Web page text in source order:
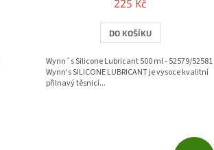
225 Kč
DO KOŠÍKU
Wynn´s Silicone Lubricant 500 ml - 52579/52581
Wynn's SILICONE LUBRICANT je vysoce kvalitní
přilnavý těsnicí...